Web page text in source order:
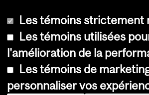
eu
se
po
std
oc
Les témoins strictement
Les témoins utilisées
l'amélioration de la
Les témoins de
personnaliser vos